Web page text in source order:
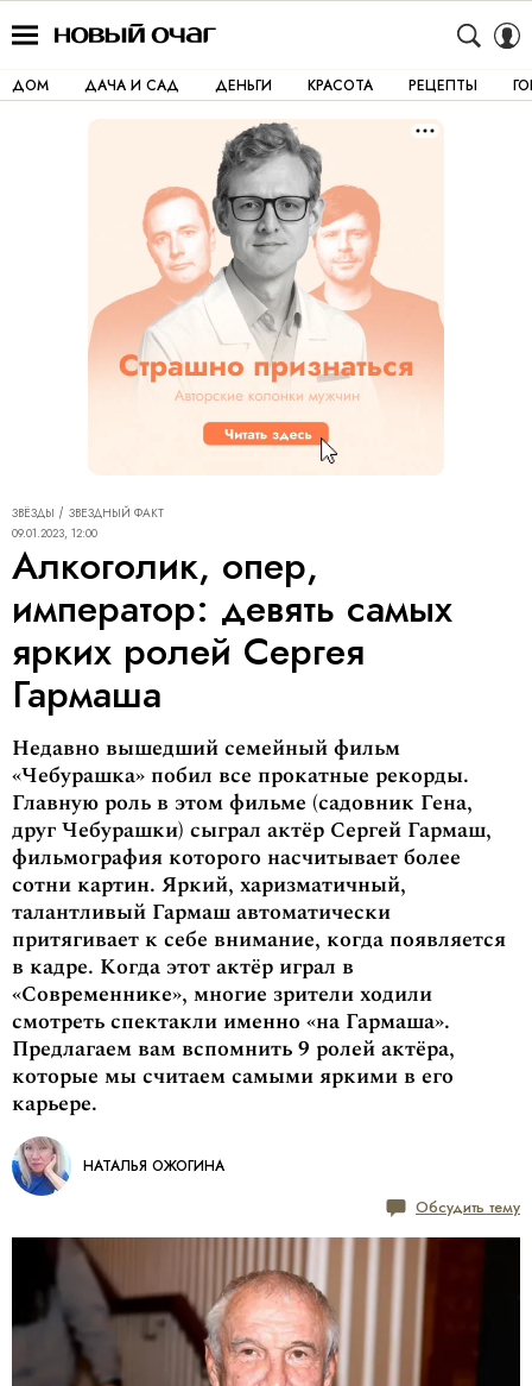
ДОМ ДАЧА И САД ДЕНЬГИ КРАСОТА РЕЦЕПТЫ
ЗВЁЗДЫ
ЗВЕЗДНЫЙ ФАКТ
09.01.2023, 12:00
Алкоголик, опер,
император: девять самых
ярких ролей Сергея
Гармаша
Недавно вышедший семейный фильм
«Чебурашка» побил все прокатные рекорды.
Главную роль в этом фильме (садовник Гена,
друг Чебурашки) сыграл актёр Сергей Гармаш,
фильмография которого насчитывает более
сотни картин. Яркий, харизматичный,
талантливый Гармаш автоматически
притягивает к себе внимание, когда появляется
в кадре. Когда этот актёр играл в
«Современнике», многие зрители ходили
смотреть спектакли именно «на Гармаша».
Предлагаем вам вспомнить 9 ролей актёра,
которые мы считаем самыми яркими в его
карьере.
НАТАЛЬЯ ОЖОГИНА
Обсудить тему